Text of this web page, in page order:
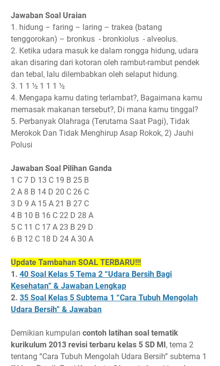
Jawaban Soal Uraian
1. hidung – faring – laring – trakea (batang
tenggorokan) – bronkus - bronkiolus - alveolus.
2. Ketika udara masuk ke dalam rongga hidung, udara
akan disaring dari kotoran oleh rambut-rambut pendek
dan tebal, lalu dilembabkan oleh selaput hidung.
3. 1 1 ½ 1 1 1 ½
4. Mengapa kamu dating terlambat?, Bagaimana kamu
memasak makanan tersebut?, Di mana kamu tinggal?
5. Perbanyak Olahraga (Terutama Saat Pagi), Tidak
Merokok Dan Tidak Menghirup Asap Rokok, 2) Jauhi
Polusi
Jawaban Soal Pilihan Ganda
1 C 7 D 13 C 19 B 25 B
2 A 8 B 14 D 20 C 26 C
3 D 9 A 15 A 21 B 27 C
4 B 10 B 16 C 22 D 28 A
5 C 11 C 17 A 23 B 29 D
6 B 12 C 18 D 24 A 30 A
Update Tambahan SOAL TERBARU!!!
1. 40 Soal Kelas 5 Tema 2 “Udara Bersih Bagi
Kesehatan” & Jawaban Lengkap
2. 35 Soal Kelas 5 Subtema 1 “Cara Tubuh Mengolah
Udara Bersih” & Jawaban
Demikian kumpulan contoh latihan soal tematik
kurikulum 2013 revisi terbaru kelas 5 SD MI , tema 2
tentang “Cara Tubuh Mengolah Udara Bersih” subtema 1